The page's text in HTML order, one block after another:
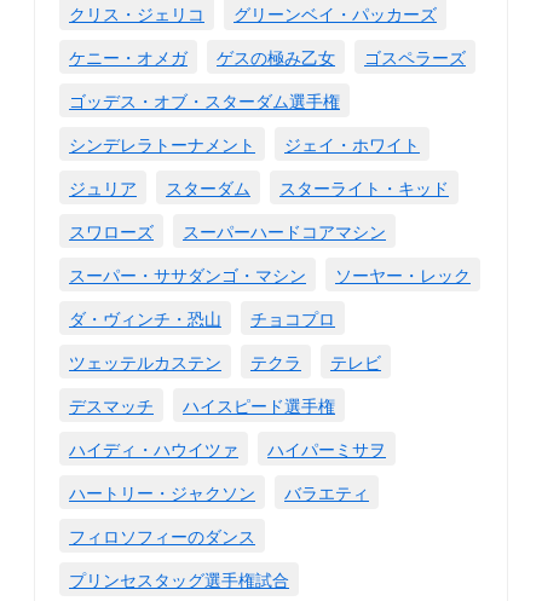
クリス・ジェリコ
グリーンベイ・パッカーズ
ケニー・オメガ
ゲスの極み乙女
ゴスペラーズ
ゴッデス・オブ・スターダム選手権
シンデレラトーナメント
ジェイ・ホワイト
ジュリア
スターダム
スターライト・キッド
スワローズ
スーパーハードコアマシン
スーパー・ササダンゴ・マシン
ソーヤー・レック
ダ・ヴィンチ・恐山
チョコプロ
ツェッテルカステン
テクラ
テレビ
デスマッチ
ハイスピード選手権
ハイディ・ハウイツァ
ハイパーミサヲ
ハートリー・ジャクソン
バラエティ
フィロソフィーのダンス
プリンセスタッグ選手権試合